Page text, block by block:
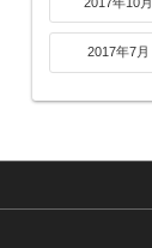
2017年7月